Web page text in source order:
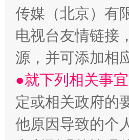
受贿1.44亿！段成刚被判
传媒（北京）有
电视台友情链接
源，并可添加相
●就下列相关事
定或相关政府的
他原因导致的个